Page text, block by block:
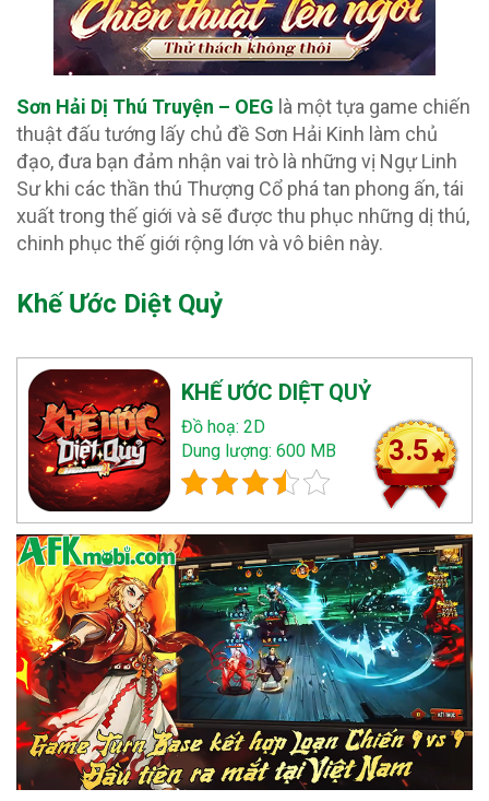
Sơn Hải Dị Thú Truyện – OEG là một tựa game chiến
thuật đấu tướng lấy chủ đề Sơn Hải Kinh làm chủ
đạo, đưa bạn đảm nhận vai trò là những vị Ngự Linh
Sư khi các thần thú Thượng Cổ phá tan phong ấn, tái
xuất trong thế giới và sẽ được thu phục những dị thú,
chinh phục thế giới rộng lớn và vô biên này.
Khế Ước Diệt Quỷ
KHẾ ƯỚC DIỆT QUỶ
Đồ hoạ: 2D
Dung lượng: 600 MB
3.5